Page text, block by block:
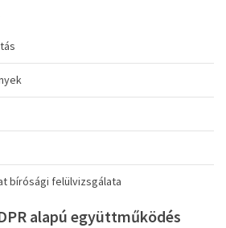
bírósági felülvizsgálata
alapú együttműködés